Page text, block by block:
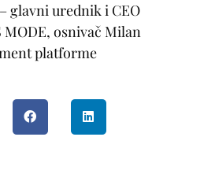
– glavni urednik i CEO
MODE, osnivač Milan
platforme